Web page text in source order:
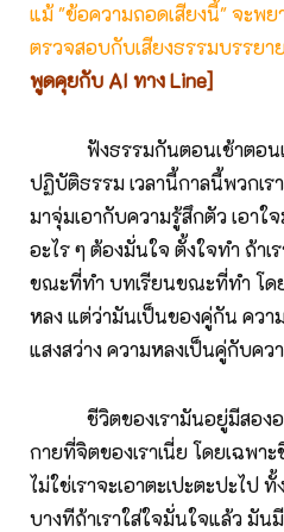
แม้ "ข้อความถอดเสียงนี้" จะพ
ตรวจสอบกับเสียงธรรมบรรย
พูดคุยกับ AI ทาง Line]
ฟังธรรมกันตอนเช้าตอนเย็
ปฏิบัติธรรม เวลานี้กาลนี้พวกเ
มาจุ่มเอากับความรู้สึกตัว เอาใ
อะไร ๆ ต้องมั่นใจ ตั้งใจทำ ถ้า
ขณะที่ทำ บทเรียนขณะที่ทำ โด
หลง แต่ว่ามันเป็นของคู่กัน คว
แสงสว่าง ความหลงเป็นคู่กับคว
ชีวิตของเรามันอยู่มีสองอ
กายที่จิตของเราเนี่ย โดยเฉพา
ไม่ใช่เราจะเอาตะเปะตะปะไป
บางทีถ้าเราใส่ใจมั่นใจแล้ว มั